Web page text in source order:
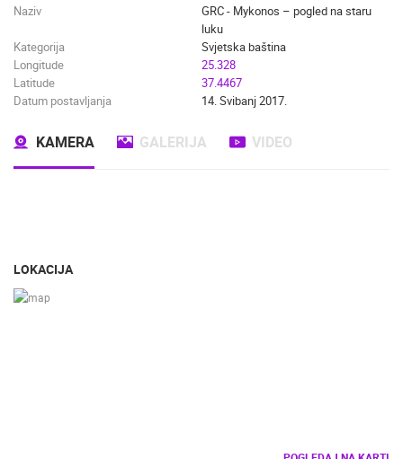
Naziv
GRC - Mykonos – pogled na staru
luku
Kategorija
Svjetska baština
Longitude
25.328
Latitude
37.4467
Datum postavljanja
14. Svibanj 2017.
KAMERA GALERIJA VIDEO
LOKACIJA